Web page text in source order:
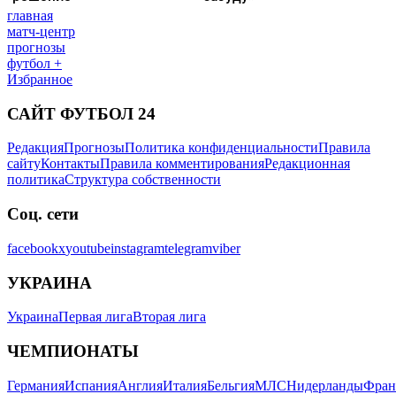
главная
матч-центр
прогнозы
футбол +
Избранное
САЙТ ФУТБОЛ 24
РедакцияПрогнозыПолитика конфиденциальностиПравила
сайтуКонтактыПравила комментированияРедакционная
политикаСтруктура собственности
Соц. сети
facebookxyoutubeinstagramtelegramviber
УКРАИНА
УкраинаПервая лигаВторая лига
ЧЕМПИОНАТЫ
ГерманияИспанияАнглияИталияБельгияМЛСНидерланды